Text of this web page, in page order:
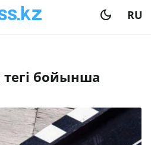
RU
тегі бойынша